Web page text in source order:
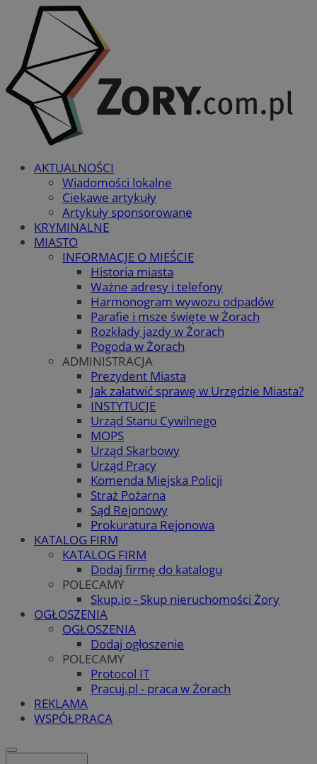
AKTUALNOŚCI
Wiadomości lokalne
Ciekawe artykuły
Artykuły sponsorowane
KRYMINALNE
MIASTO
INFORMACJE O MIEŚCIE
Historia miasta
Ważne adresy i telefony
Harmonogram wywozu odpadów
Parafie i msze święte w Żorach
Rozkłady jazdy w Żorach
Pogoda w Żorach
ADMINISTRACJA
Prezydent Miasta
Jak załatwić sprawę w Urzędzie Miasta?
INSTYTUCJE
Urząd Stanu Cywilnego
MOPS
Urząd Skarbowy
Urząd Pracy
Komenda Miejska Policji
Straż Pożarna
Sąd Rejonowy
Prokuratura Rejonowa
KATALOG FIRM
KATALOG FIRM
Dodaj firmę do katalogu
POLECAMY
Skup.io - Skup nieruchomości Żory
OGŁOSZENIA
OGŁOSZENIA
Dodaj ogłoszenie
POLECAMY
Protocol IT
Pracuj.pl - praca w Żorach
REKLAMA
WSPÓŁPRACA